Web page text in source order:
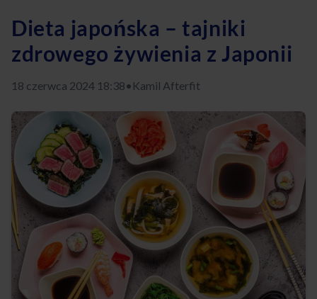
Dieta japońska – tajniki
zdrowego żywienia z Japonii
18 czerwca 2024 18:38• Kamil Afterfit